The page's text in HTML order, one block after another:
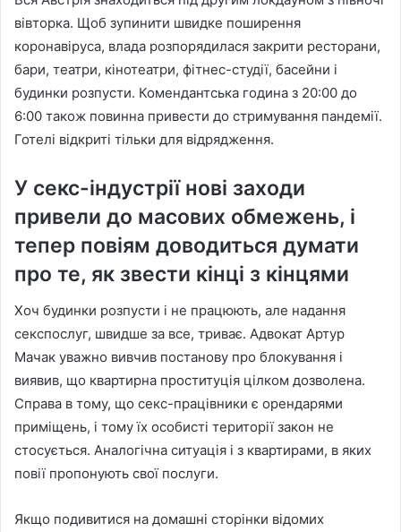
вівторка. Щоб зупинити швидке поширення
коронавіруса, влада розпорядилася закрити ресторани,
бари, театри, кінотеатри, фітнес-студії, басейни і
будинки розпусти. Комендантська година з 20:00 до
6:00 також повинна привести до стримування пандемії.
Готелі відкриті тільки для відрядження.
У секс-індустрії нові заходи
привели до масових обмежень, і
тепер повіям доводиться думати
про те, як звести кінці з кінцями
Хоч будинки розпусти і не працюють, але надання
секспослуг, швидше за все, триває. Адвокат Артур
Мачак уважно вивчив постанову про блокування і
виявив, що квартирна проституція цілком дозволена.
Справа в тому, що секс-працівники є орендарями
приміщень, і тому їх особисті території закон не
стосується. Аналогічна ситуація і з квартирами, в яких
повії пропонують свої послуги.
Якщо подивитися на домашні сторінки відомих